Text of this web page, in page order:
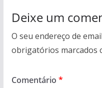
Deixe um
O seu endereço de
obrigatórios marcados
Comentário *